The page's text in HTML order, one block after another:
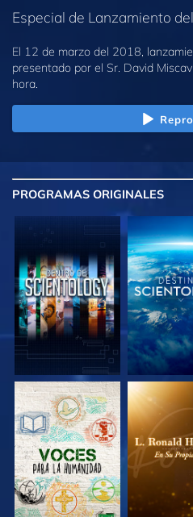
Especial de Lanzamiento
El 12 de marzo del 2018,
presentado por el Sr. David
hora.
PROGRAMAS ORIGINALES
EXPLORA LAS
SERIES
EXPLORA
SERIES